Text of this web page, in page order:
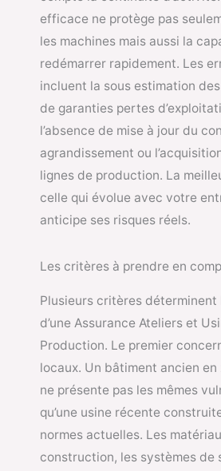
efficace ne protège pas
les machines mais aussi la
redémarrer rapidement. Les
incluent la sous estimation des
de garanties pertes
l’absence de mise à jour du
agrandissement ou
lignes de production. La
celle qui évolue avec votre
anticipe ses risques réels.
Les critères à prendre en
Plusieurs critères
d’une Assurance Ateliers et
Production. Le premier
locaux. Un bâtiment ancien
ne présente pas les mêmes
qu’une usine récente
normes actuelles. Les
construction, les systèmes de